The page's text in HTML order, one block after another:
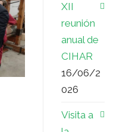
XII
reunión
anual de
CIHAR
16/06/2
026
Visita a